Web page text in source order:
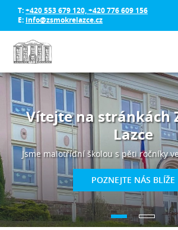
T:+420 553 679 120, +420 776 609 156
E: info@zsmokrelazce.cz
Vítejte na stránkách
Lazce
Jsme malotřídní školou s pěti ročníky
POZNEJTE NÁS BLÍŽE